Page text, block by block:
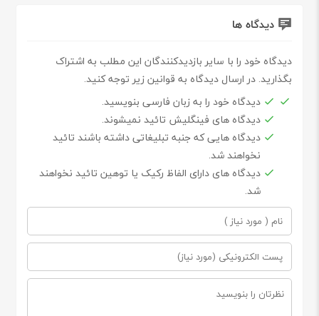
دیدگاه ها
دیدگاه خود را با سایر بازدیدکنندگان این مطلب به اشتراک
بگذارید. در ارسال دیدگاه به قوانین زیر توجه کنید.
دیدگاه خود را به زبان فارسی بنویسید.
دیدگاه های فینگلیش تائید نمیشوند.
دیدگاه هایی که جنبه تبلیغاتی داشته باشند تائید
نخواهند شد.
دیدگاه های دارای الفاظ رکیک یا توهین تائید نخواهند
شد.